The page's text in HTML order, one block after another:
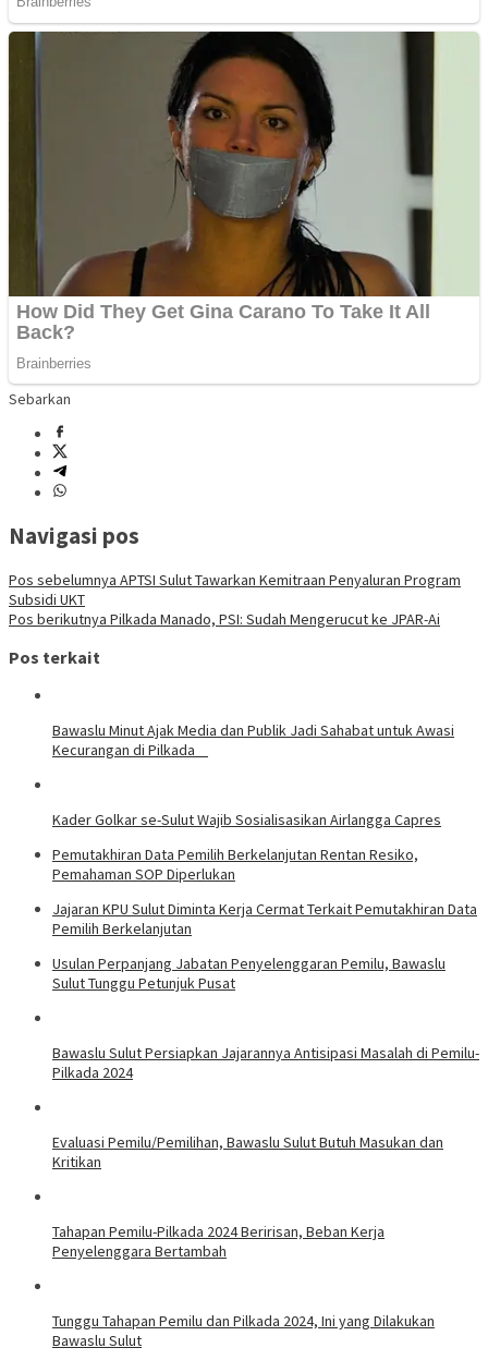
Sebarkan
Navigasi pos
Pos sebelumnya APTSI Sulut Tawarkan Kemitraan Penyaluran Program
Subsidi UKT
Pos berikutnya Pilkada Manado, PSI: Sudah Mengerucut ke JPAR-Ai
Pos terkait
Bawaslu Minut Ajak Media dan Publik Jadi Sahabat untuk Awasi
Kecurangan di Pilkada
Kader Golkar se-Sulut Wajib Sosialisasikan Airlangga Capres
Pemutakhiran Data Pemilih Berkelanjutan Rentan Resiko,
Pemahaman SOP Diperlukan
Jajaran KPU Sulut Diminta Kerja Cermat Terkait Pemutakhiran Data
Pemilih Berkelanjutan
Usulan Perpanjang Jabatan Penyelenggaran Pemilu, Bawaslu
Sulut Tunggu Petunjuk Pusat
Bawaslu Sulut Persiapkan Jajarannya Antisipasi Masalah di Pemilu-
Pilkada 2024
Evaluasi Pemilu/Pemilihan, Bawaslu Sulut Butuh Masukan dan
Kritikan
Tahapan Pemilu-Pilkada 2024 Beririsan, Beban Kerja
Penyelenggara Bertambah
Tunggu Tahapan Pemilu dan Pilkada 2024, Ini yang Dilakukan
Bawaslu Sulut